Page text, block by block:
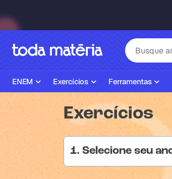
ENEM
Página Inicial ENEM
Plano de Estudos
Matérias do ENEM
Corretor de Redação
Exercícios
ENEM
Matemática
Português
História
Ferramentas
Ajudante de
Corretor de
Gerador
Exercícios
1. Selecione seu